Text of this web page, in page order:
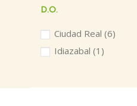
D.O.
Ciudad Real (6)
Idiazabal (1)